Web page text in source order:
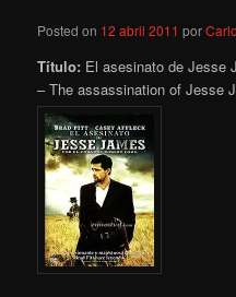
Posted on 12 abril 2011 por
Título: El asesinato de Jesse
– The assassination of Jesse